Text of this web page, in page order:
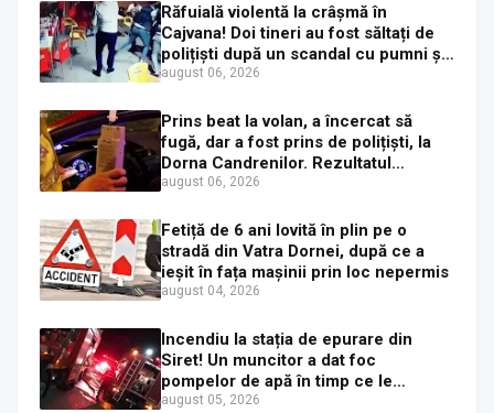
Răfuială violentă la crâșmă în
Cajvana! Doi tineri au fost săltați de
polițiști după un scandal cu pumni și
mașini distruse
august 06, 2026
Prins beat la volan, a încercat să
fugă, dar a fost prins de polițiști, la
Dorna Candrenilor. Rezultatul
etilotestului: 1,59 mg/l alcool pur în
august 06, 2026
Fetiță de 6 ani lovită în plin pe o
stradă din Vatra Dornei, după ce a
ieșit în fața mașinii prin loc nepermis
august 04, 2026
Incendiu la stația de epurare din
Siret! Un muncitor a dat foc
pompelor de apă în timp ce le
alimenta cu combustibil
august 05, 2026